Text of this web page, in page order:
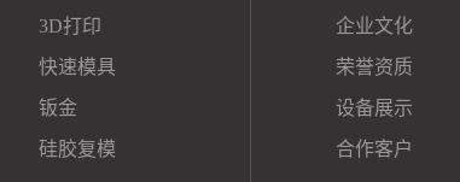
3D打印
快速模具
钣金
硅胶复模
企业文化
荣誉资质
设备展示
合作客户